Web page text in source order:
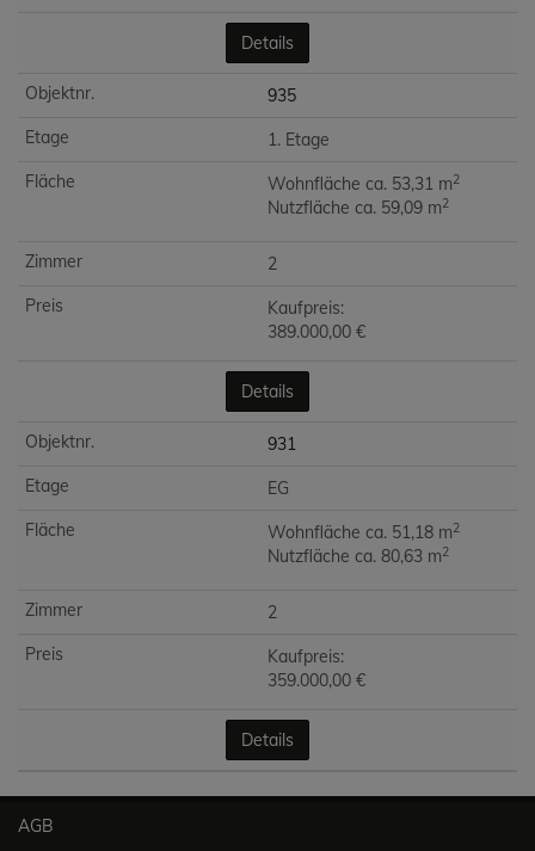
Details
935
1. Etage
Wohnfläche ca. 53,31 m2
Nutzfläche ca. 59,09 m2
2
Kaufpreis:
389.000,00 €
Details
931
EG
Wohnfläche ca. 51,18 m2
Nutzfläche ca. 80,63 m2
2
Kaufpreis:
359.000,00 €
Details
AGB